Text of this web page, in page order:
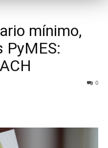
mínimo,
PyMES:
0